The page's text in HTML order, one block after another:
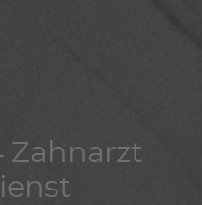
Zahnarzt
Zahnarzt
Zahnarzt